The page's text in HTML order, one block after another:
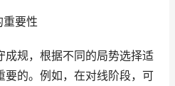
重要性
成规，根据不同的局势选择适
要的。例如，在对线阶段，可